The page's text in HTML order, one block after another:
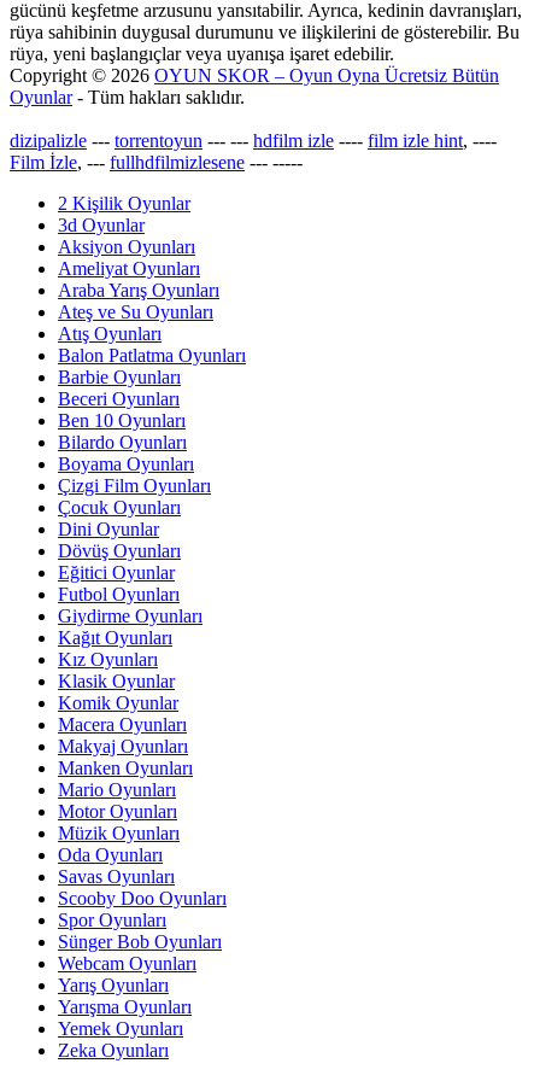
gücünü keşfetme arzusunu yansıtabilir. Ayrıca, kedinin davranışları,
rüya sahibinin duygusal durumunu ve ilişkilerini de gösterebilir. Bu
rüya, yeni başlangıçlar veya uyanışa işaret edebilir.
Copyright © 2026 OYUN SKOR – Oyun Oyna Ücretsiz Bütün
Oyunlar- Tüm hakları saklıdır.
dizipalizle --- torrentoyun --- --- hdfilm izle ---- film izle hint, ----
Film İzle, --- fullhdfilmizlesene --- -----
2 Kişilik Oyunlar
3d Oyunlar
Aksiyon Oyunları
Ameliyat Oyunları
Araba Yarış Oyunları
Ateş ve Su Oyunları
Atış Oyunları
Balon Patlatma Oyunları
Barbie Oyunları
Beceri Oyunları
Ben 10 Oyunları
Bilardo Oyunları
Boyama Oyunları
Çizgi Film Oyunları
Çocuk Oyunları
Dini Oyunlar
Dövüş Oyunları
Eğitici Oyunlar
Futbol Oyunları
Giydirme Oyunları
Kağıt Oyunları
Kız Oyunları
Klasik Oyunlar
Komik Oyunlar
Macera Oyunları
Makyaj Oyunları
Manken Oyunları
Mario Oyunları
Motor Oyunları
Müzik Oyunları
Oda Oyunları
Savas Oyunları
Scooby Doo Oyunları
Spor Oyunları
Sünger Bob Oyunları
Webcam Oyunları
Yarış Oyunları
Yarışma Oyunları
Yemek Oyunları
Zeka Oyunları